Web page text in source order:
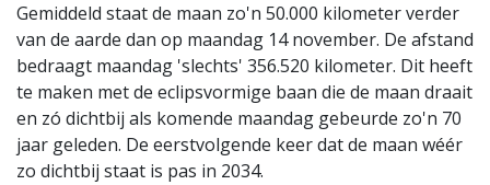
Gemiddeld staat de maan zo'n 50.000 kilometer verder
van de aarde dan op maandag 14 november. De afstand
bedraagt maandag 'slechts' 356.520 kilometer. Dit heeft
te maken met de eclipsvormige baan die de maan draait
en zó dichtbij als komende maandag gebeurde zo'n 70
jaar geleden. De eerstvolgende keer dat de maan wéér
zo dichtbij staat is pas in 2034.